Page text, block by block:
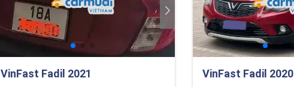
VinFast Fadil 2021 VinFast Fadil 2020